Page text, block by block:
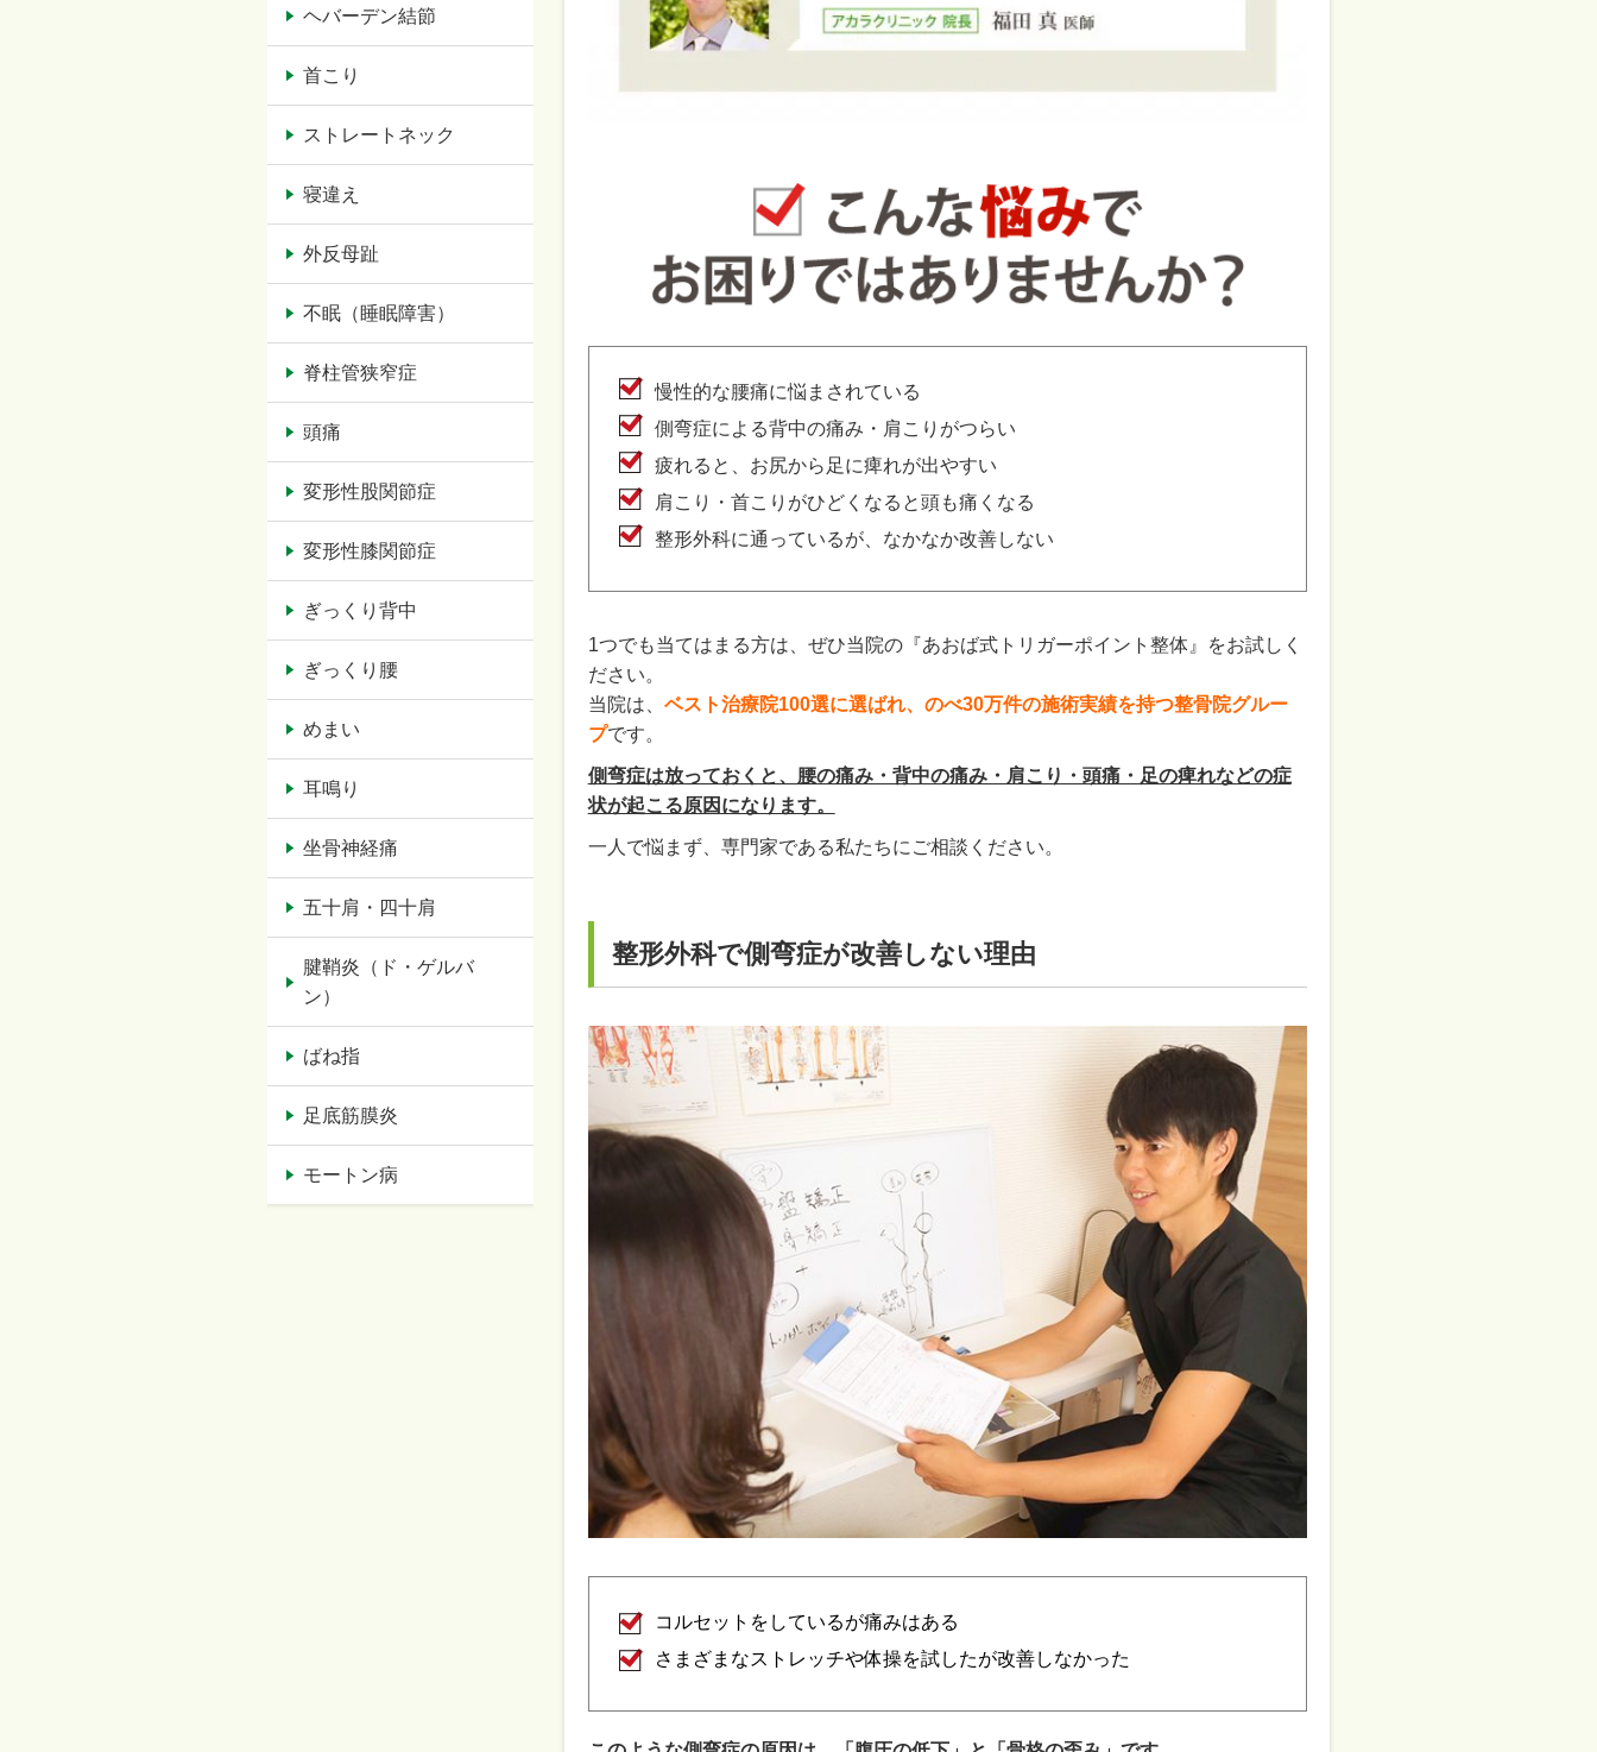
慢性的な腰痛に悩まされている
側弯症による背中の痛み・肩こりがつらい
疲れると、お尻から足に痺れが出やすい
肩こり・首こりがひどくなると頭も痛くなる
整形外科に通っているが、なかなか改善しない
1つでも当てはまる方は、ぜひ当院の『あおば式トリガーポイント整体』をお試しく
ださい。
当院は、 ベスト治療院100選に選ばれ、のべ30万件の施術実績を持つ整骨院グルー
プです。
側弯症は放っておくと、腰の痛み・背中の痛み・肩こり・頭痛・足の痺れなどの症
状が起こる原因になります。
一人で悩まず、専門家である私たちにご相談ください。
整形外科で側弯症が改善しない理由
コルセットをしているが痛みはある
さまざまなストレッチや体操を試したが改善しなかった
ヘバーデン結節
首こり
ストレートネック
寝違え
外反母趾
不眠（睡眠障害）
脊柱管狭窄症
頭痛
変形性股関節症
変形性膝関節症
ぎっくり背中
ぎっくり腰
めまい
耳鳴り
坐骨神経痛
五十肩・四十肩
腱鞘炎（ド・ゲルバ
ン）
ばね指
足底筋膜炎
モートン病